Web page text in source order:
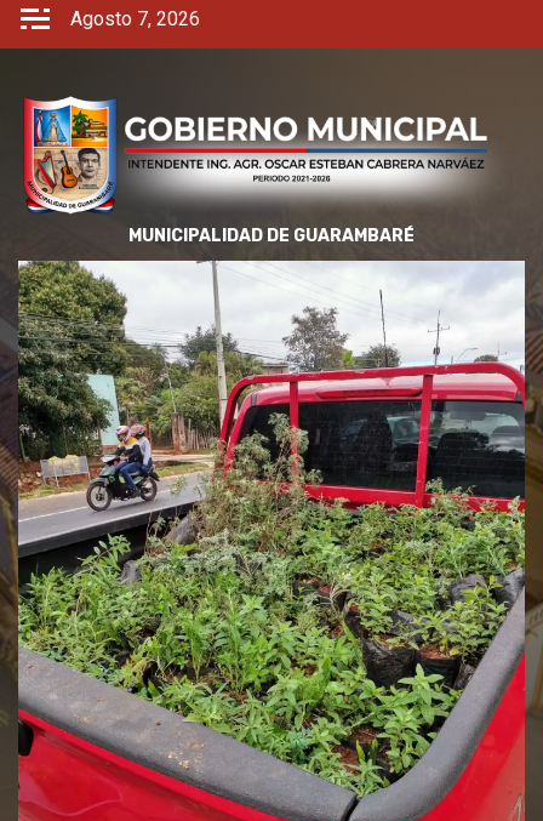
Agosto 7, 2026
MUNICIPALIDAD DE GUARAMBARÉ